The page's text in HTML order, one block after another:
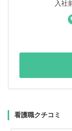
入社
看護職クチコミ